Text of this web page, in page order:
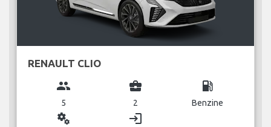
RENAULT CLIO
group
5
business_center
2
local_gas_station
Benzine
miscellaneous_services login